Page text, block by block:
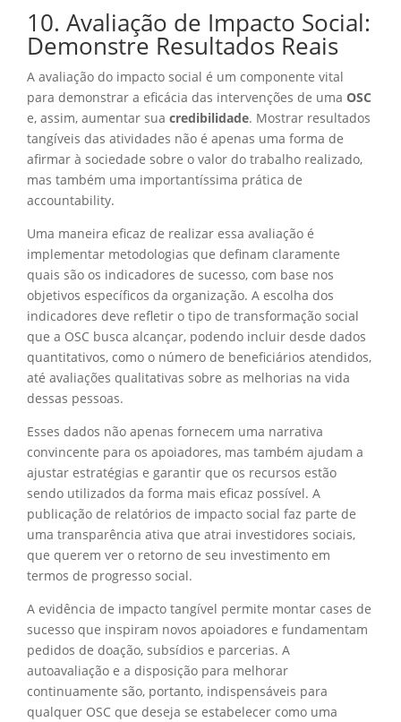
10. Avaliação de Impacto Social:
Demonstre Resultados Reais
A avaliação do impacto social é um componente vital
para demonstrar a eficácia das intervenções de uma OSC
e, assim, aumentar sua credibilidade. Mostrar resultados
tangíveis das atividades não é apenas uma forma de
afirmar à sociedade sobre o valor do trabalho realizado,
mas também uma importantíssima prática de
accountability.
Uma maneira eficaz de realizar essa avaliação é
implementar metodologias que definam claramente
quais são os indicadores de sucesso, com base nos
objetivos específicos da organização. A escolha dos
indicadores deve refletir o tipo de transformação social
que a OSC busca alcançar, podendo incluir desde dados
quantitativos, como o número de beneficiários atendidos,
até avaliações qualitativas sobre as melhorias na vida
dessas pessoas.
Esses dados não apenas fornecem uma narrativa
convincente para os apoiadores, mas também ajudam a
ajustar estratégias e garantir que os recursos estão
sendo utilizados da forma mais eficaz possível. A
publicação de relatórios de impacto social faz parte de
uma transparência ativa que atrai investidores sociais,
que querem ver o retorno de seu investimento em
termos de progresso social.
A evidência de impacto tangível permite montar cases de
sucesso que inspiram novos apoiadores e fundamentam
pedidos de doação, subsídios e parcerias. A
autoavaliação e a disposição para melhorar
continuamente são, portanto, indispensáveis para
qualquer OSC que deseja se estabelecer como uma